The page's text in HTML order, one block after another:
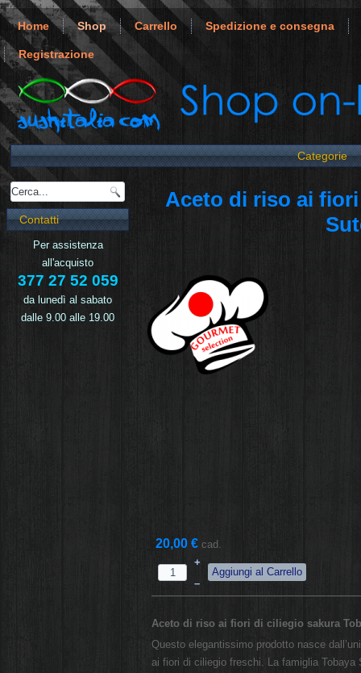
Home Shop Carrello Spedizione e consegna
Registrazione
Categorie
Contatti
Per assistenza
all'acquisto
377 27 52 059
da lunedì al sabato
dalle 9.00 alle 19.00
Aceto di riso ai
20,00 € cad.
+
–
Aceto di riso ai fiori di ciliegio sakura
Questo elegantissimo prodotto nasce
ai fiori di ciliegio freschi. La famiglia